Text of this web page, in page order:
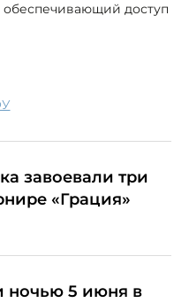
доступ
завоевали три
«Грация»
ночью 5 июня в